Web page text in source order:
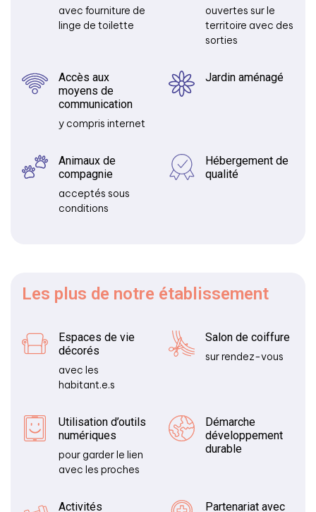
avec fourniture de
linge de toilette
ouvertes sur le
territoire avec des
sorties
Accès aux
moyens de
communication
y compris internet
Jardin aménagé
Animaux de
compagnie
acceptés sous
conditions
Hébergement de
qualité
Les plus de notre établissement
Espaces de vie
décorés
avec les
habitant.e.s
Salon de coiffure
sur rendez-vous
Utilisation d’outils
numériques
pour garder le lien
avec les proches
Démarche
développement
durable
Activités
Partenariat avec